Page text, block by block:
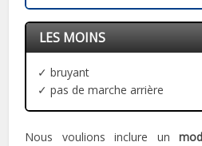
LES MOINS
✓ bruyant
✓ pas de marche arrière
Nous voulions inclure un